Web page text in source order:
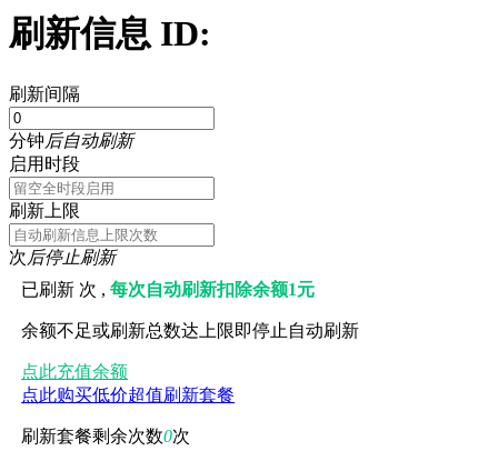
刷新信息 ID:
刷新间隔
分钟后自动刷新
启用时段
刷新上限
次后停止刷新
已刷新 次 ,每次自动刷新扣除余额1元
余额不足或刷新总数达上限即停止自动刷新
点此充值余额
点此购买低价超值刷新套餐
刷新套餐剩余次数0次